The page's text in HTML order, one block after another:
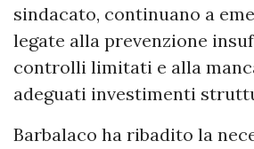
sindacato, continuano a
legate alla prevenzione
controlli limitati e alla
adeguati investimenti
Barbalaco ha ribadito la